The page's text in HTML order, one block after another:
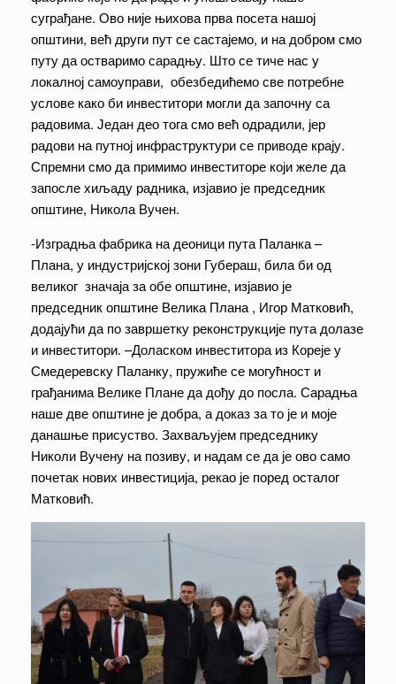
суграђане. Ово није њихова прва посета нашој
општини, већ други пут се састајемо, и на добром смо
путу да остваримо сарадњу. Што се тиче нас у
локалној самоуправи, обезбедићемо све потребне
услове како би инвеститори могли да започну са
радовима. Један део тога смо већ одрадили, јер
радови на путној инфраструктури се приводе крају.
Спремни смо да примимо инвеститоре који желе да
запосле хиљаду радника, изјавио је председник
општине, Никола Вучен.
-Изградња фабрика на деоници пута Паланка –
Плана, у индустријској зони Губераш, била би од
великог значаја за обе општине, изјавио је
председник општине Велика Плана , Игор Матковић,
додајући да по завршетку реконструкције пута долазе
и инвеститори. –Доласком инвеститора из Кореје у
Смедеревску Паланку, пружиће се могућност и
грађанима Велике Плане да дођу до посла. Сарадња
наше две општине је добра, а доказ за то је и моје
данашње присуство. Захваљујем председнику
Николи Вучену на позиву, и надам се да је ово само
почетак нових инвестиција, рекао је поред осталог
Матковић.